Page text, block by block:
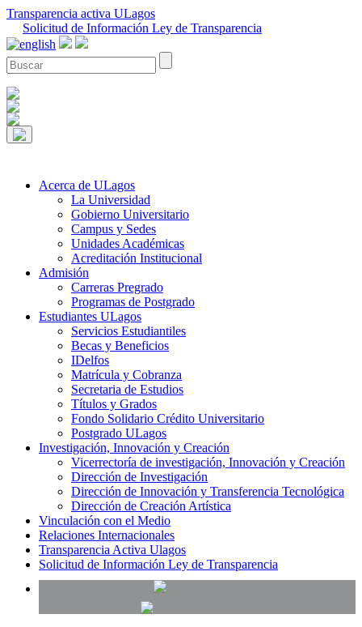
Transparencia activa ULagos
Solicitud de Información Ley de Transparencia
Acerca de ULagos
La Universidad
Gobierno Universitario
Campus y Sedes
Unidades Académicas
Acreditación Institucional
Admisión
Carreras Pregrado
Programas de Postgrado
Estudiantes ULagos
Servicios Estudiantiles
Becas y Beneficios
IDelfos
Matrícula y Cobranza
Secretaria de Estudios
Títulos y Grados
Fondo Solidario Crédito Universitario
Postgrado ULagos
Investigación, Innovación y Creación
Vicerrectoría de investigación, Innovación y Creación
Dirección de Investigación
Dirección de Innovación y Transferencia Tecnológica
Dirección de Creación Artística
Vinculación con el Medio
Relaciones Internacionales
Transparencia Activa Ulagos
Solicitud de Información Ley de Transparencia